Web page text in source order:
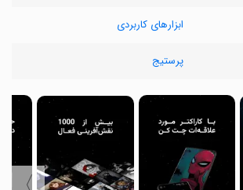
ابزارهای کاربردی
پرستیج